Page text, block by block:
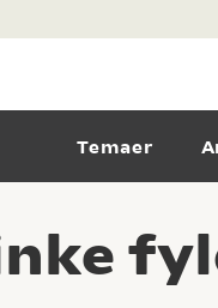
Temaer